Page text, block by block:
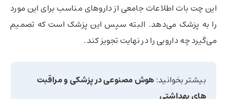
این چت بات اطلاعات جامعی از داروهای مناسب برای این مورد
را به پزشک می‌دهد. البته سپس این پزشک است که تصمیم
می‌گیرد چه دارویی را در نهایت تجویز کند.
بیشتر بخوانید:هوش مصنوعی در پزشکی و مراقبت
های بهداشتی